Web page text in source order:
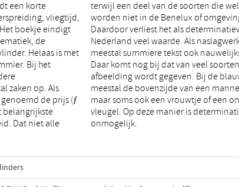
een korte
vliegtijd,
boekje eindigt
de
Helaas is met
Bij het
zaken op. Als
de prijs (ƒ
belangrijkste
Dat niet alle
behandeld
voorkomt.
in
het door de
te gebruiken.
slechts één
zo
getoond,
onderkant van de
vrijwel
onmogelijk.